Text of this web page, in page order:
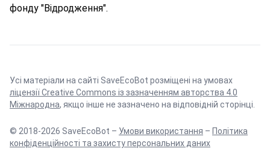
фонду "Відродження".
Усі матеріали на сайті SaveEcoBot розміщені на умовах
ліцензії Creative Commons із зазначенням авторства 4.0
Міжнародна, якщо інше не зазначено на відповідній сторінці.
© 2018-2026 SaveEcoBot – Умови використання – Політика
конфіденційності та захисту персональних даних